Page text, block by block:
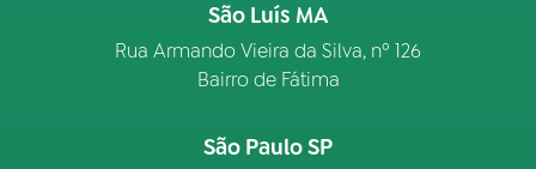
São Luís MA
Rua Armando Vieira da Silva, nº 126
Bairro de Fátima
São Paulo SP